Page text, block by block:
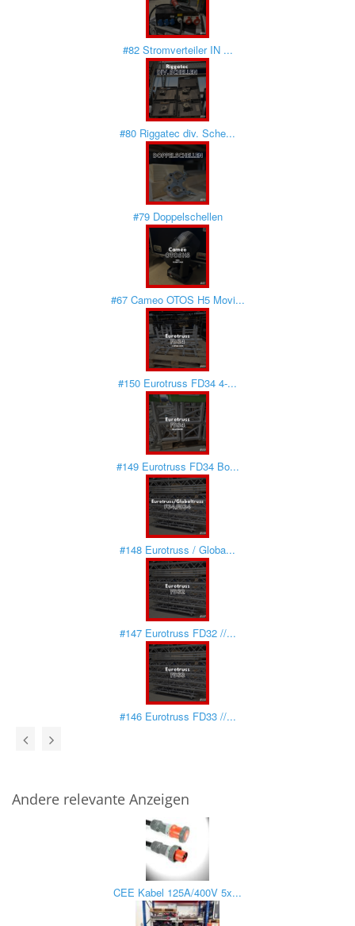
#82 Stromverteiler IN ...
#80 Riggatec div. Sche...
#79 Doppelschellen
#67 Cameo OTOS H5 Movi...
#150 Eurotruss FD34 4-...
#149 Eurotruss FD34 Bo...
#148 Eurotruss / Globa...
#147 Eurotruss FD32 //...
#146 Eurotruss FD33 //...
Andere relevante Anzeigen
CEE Kabel 125A/400V 5x...